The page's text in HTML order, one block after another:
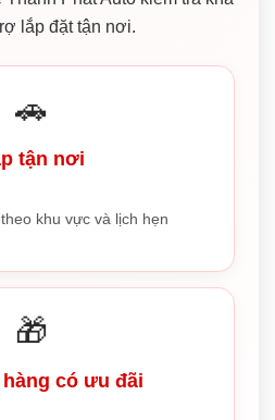
lắp đặt tận nơi.
🚗
tận nơi
khu vực và lịch hẹn
🎁
có ưu đãi